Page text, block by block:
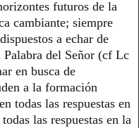
futuros de la
cambiante; siempre
a echar de
Palabra del Señor (cf Lc
en busca de
a la formación
todas las respuestas en
las respuestas en la